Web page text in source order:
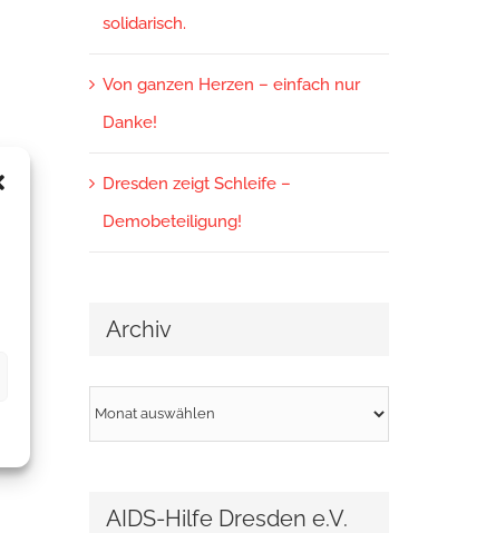
solidarisch.
Von ganzen Herzen – einfach nur
Danke!
Dresden zeigt Schleife –
Demobeteiligung!
Archiv
Archiv
AIDS-Hilfe Dresden e.V.